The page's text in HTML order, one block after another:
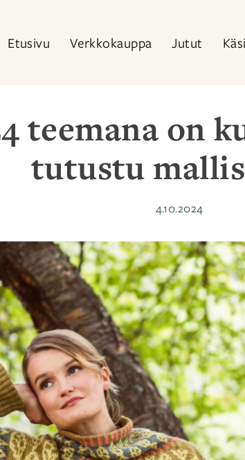
Etusivu Verkkokauppa Jutut
teemana on
tutustu
Julkaistu
4.10.2024